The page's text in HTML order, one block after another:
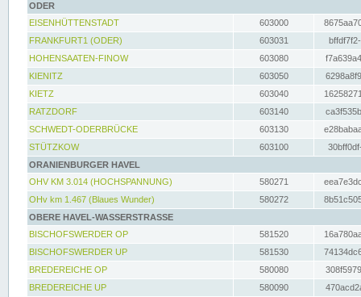
ODER
EISENHÜTTENSTADT
603000
FRANKFURT1 (ODER)
603031
HOHENSAATEN-FINOW
603080
KIENITZ
603050
KIETZ
603040
RATZDORF
603140
SCHWEDT-ODERBRÜCKE
603130
STÜTZKOW
603100
ORANIENBURGER HAVEL
OHV KM 3.014 (HOCHSPANNUNG)
580271
OHv km 1.467 (Blaues Wunder)
580272
OBERE HAVEL-WASSERSTRASSE
BISCHOFSWERDER OP
581520
BISCHOFSWERDER UP
581530
BREDEREICHE OP
580080
BREDEREICHE UP
580090